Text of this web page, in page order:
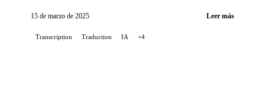
traducción en tiempo real...
15 de marzo de 2025 Leer más
Transcription Traduction IA +4